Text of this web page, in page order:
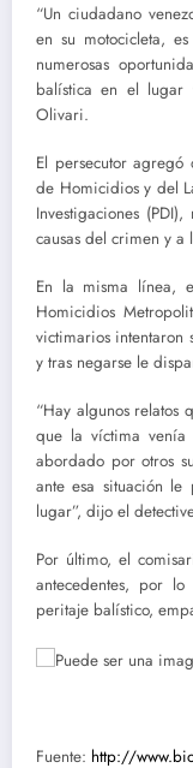
“Un ciudadano
en su motocicleta,
numerosas
balística en el lugar
Olivari.
El persecutor
de Homicidios y del
Investigaciones
causas del crimen y a
En la misma línea,
Homicidios
victimarios
y tras negarse le
“Hay algunos relatos
que la víctima venía
abordado por otros
ante esa situación
lugar”, dijo el
Por último, el
antecedentes, por
peritaje balístico,
Fuente: http://